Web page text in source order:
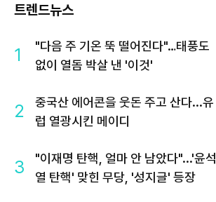
트렌드뉴스
1
"다음 주 기온 뚝 떨어진다"…태풍도
없이 열돔 박살 낸 '이것'
2
중국산 에어콘을 웃돈 주고 산다...유
럽 열광시킨 메이디
3
"이재명 탄핵, 얼마 안 남았다"...'윤석
열 탄핵' 맞힌 무당, '성지글' 등장